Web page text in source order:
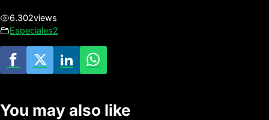
6.302views
Especiales2
You may also like